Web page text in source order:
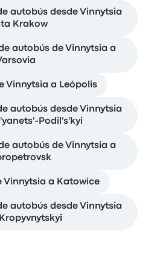
autobús desde Vinnytsia
Krakow
autobús de Vinnytsia a
Vinnytsia a Leópolis
autobús desde Vinnytsia
Podil's'kyi
autobús de Vinnytsia a
Vinnytsia a Katowice
autobús desde Vinnytsia